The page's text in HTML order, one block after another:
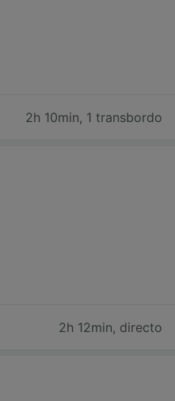
2h 10min, 1 transbordo
2h 12min, directo